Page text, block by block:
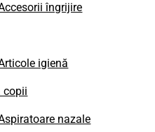
îngrijire
igienă
copii
nazale